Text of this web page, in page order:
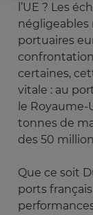
l’UE ? Les
négligeables
portuaires
certaines,
vitale : au
le
tonnes de
des 50
Que ce soit
ports